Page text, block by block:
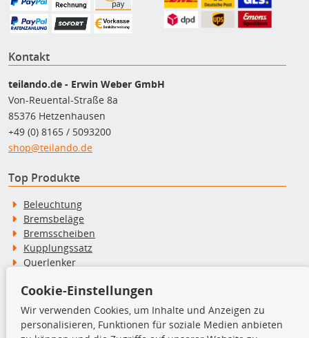
Kontakt
teilando.de - Erwin Weber GmbH
Von-Reuental-Straße 8a
85376 Hetzenhausen
+49 (0) 8165 / 5093200
shop@teilando.de
Top Produkte
Beleuchtung
Bremsbeläge
Bremsscheiben
Kupplungssatz
Querlenker
Stoßdämpfer
TecDoc Inside
Cookie-Einstellungen
Wir verwenden Cookies, um Inhalte und Anzeigen zu
personalisieren, Funktionen für soziale Medien anbieten